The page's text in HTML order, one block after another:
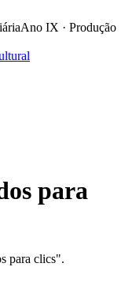
Ano IX · Produção
para
para clics".